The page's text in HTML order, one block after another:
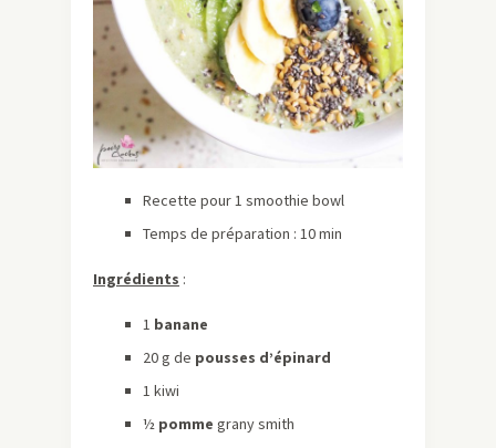
Recette pour 1 smoothie bowl
Temps de préparation : 10 min
Ingrédients :
1 ​​ banane
20 g de ​​ pousses d’épinard
1 kiwi
½ pomme grany smith